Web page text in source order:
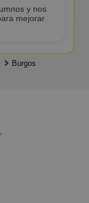
y nos
mejorar
Burgos